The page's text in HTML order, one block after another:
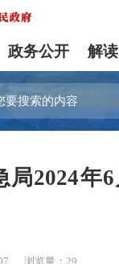
政务公开 解
局2024年
浏览量： 29